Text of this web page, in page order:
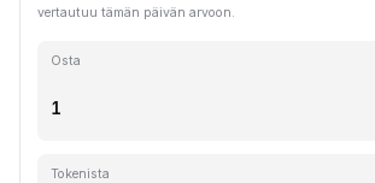
vertautuu tämän päivän arvoon.
Osta
Tokenista